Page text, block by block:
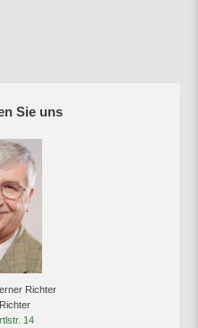
Sie uns
Richter
14